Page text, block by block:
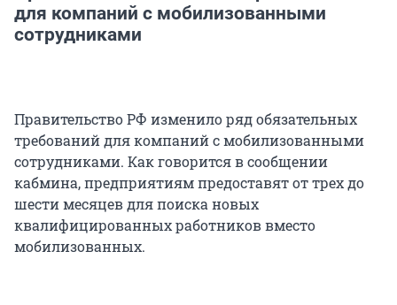
для компаний с мобилизованными
сотрудниками
Правительство РФ изменило ряд обязательных
требований для компаний с мобилизованными
сотрудниками. Как говорится в сообщении
кабмина, предприятиям предоставят от трех до
шести месяцев для поиска новых
квалифицированных работников вместо
мобилизованных.